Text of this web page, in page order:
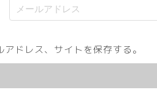
ドレス、サイトを保存する。